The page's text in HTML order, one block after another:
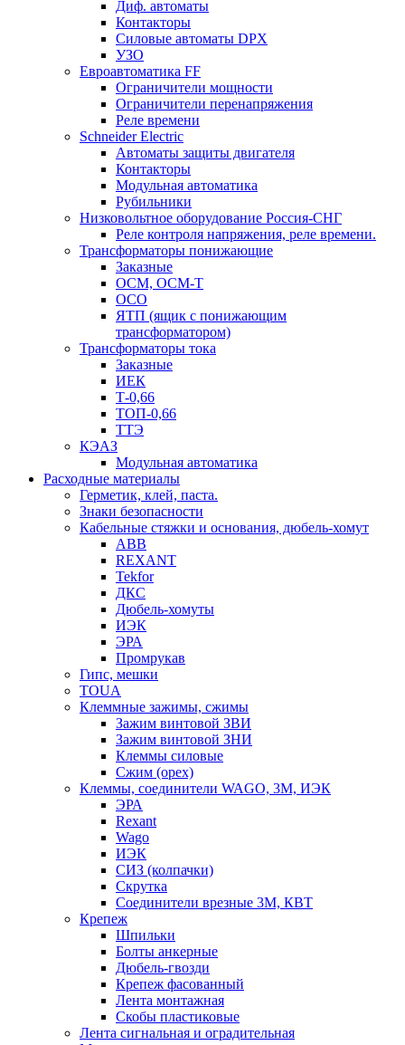
Диф. автоматы
Контакторы
Силовые автоматы DPX
УЗО
Евроавтоматика FF
Ограничители мощности
Ограничители перенапряжения
Реле времени
Schneider Electric
Автоматы защиты двигателя
Контакторы
Модульная автоматика
Рубильники
Низковольтное оборудование Россия-СНГ
Реле контроля напряжения, реле времени.
Трансформаторы понижающие
Заказные
ОСМ, ОСМ-Т
ОСО
ЯТП (ящик с понижающим
трансформатором)
Трансформаторы тока
Заказные
ИЕК
Т-0,66
ТОП-0,66
ТТЭ
КЭАЗ
Модульная автоматика
Расходные материалы
Герметик, клей, паста.
Знаки безопасности
Кабельные стяжки и основания, дюбель-хомут
ABB
REXANT
Tekfor
ДКС
Дюбель-хомуты
ИЭК
ЭРА
Промрукав
Гипс, мешки
TOUA
Клеммные зажимы, сжимы
Зажим винтовой ЗВИ
Зажим винтовой ЗНИ
Клеммы силовые
Сжим (орех)
Клеммы, соединители WAGO, 3M, ИЭК
ЭРА
Rexant
Wago
ИЭК
СИЗ (колпачки)
Скрутка
Соединители врезные 3M, КВТ
Крепеж
Шпильки
Болты анкерные
Дюбель-гвозди
Крепеж фасованный
Лента монтажная
Скобы пластиковые
Лента сигнальная и оградительная